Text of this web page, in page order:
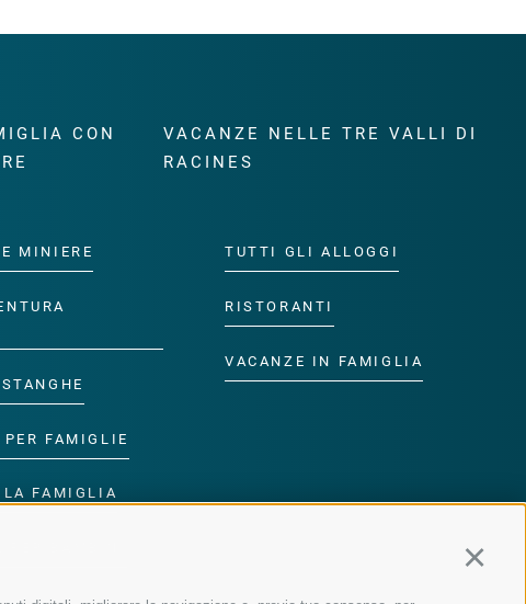
CON
MINIERE
FAMIGLIE
LA FAMIGLIA
VACANZE NELLE TRE VALLI DI
RACINES
TUTTI GLI ALLOGGI
RISTORANTI
VACANZE IN FAMIGLIA